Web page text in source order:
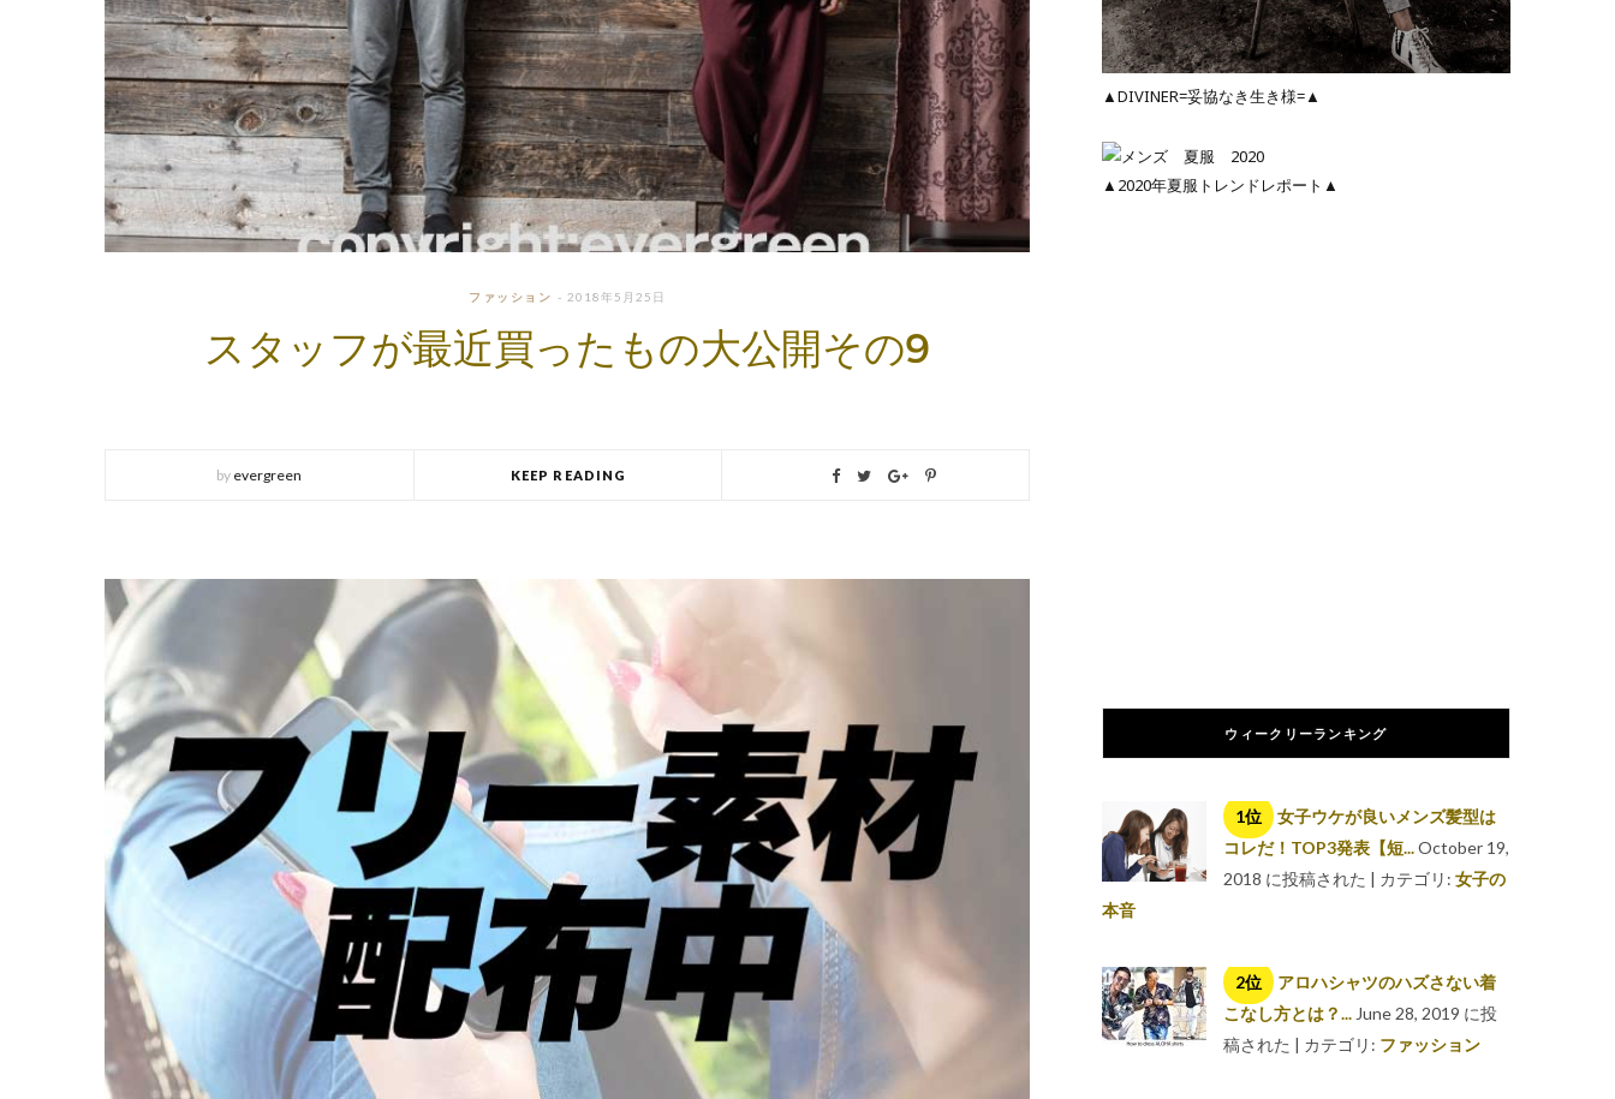
ファッション 2018年5月25日
スタッフが最近買ったもの大公開その9
by evergreen KEEP READING
▲DIVINER=妥協なき生き様=▲
▲2020年夏服トレンドレポート▲
ウィークリーランキング
女子ウケが良いメンズ髪型は
コレだ！TOP3発表【短...October 19,
2018 に投稿された | カテゴリ: 女子の
本音
アロハシャツのハズさない着
こなし方とは？... June 28, 2019 に投
稿された | カテゴリ: ファッション